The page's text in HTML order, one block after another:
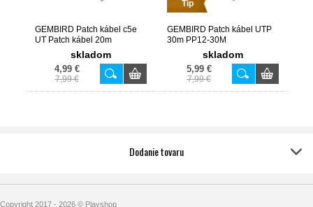
GEMBIRD Patch kábel c5e
UT Patch kábel 20m
skladom
4,99 €
7,99 €
Tip
GEMBIRD Patch kábel UTP
30m PP12-30M
skladom
5,99 €
7,99 €
Dodanie tovaru
Copyright 2017 - 2026 © Playshop